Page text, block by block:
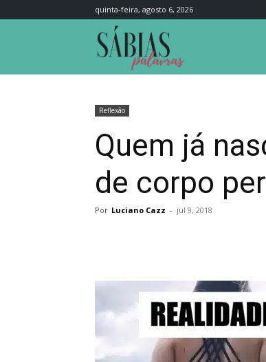
quinta-feira, agosto 6, 2026
Reflexão
Quem já
de corpo
Por Luciano Cazz - jul 9, 2018